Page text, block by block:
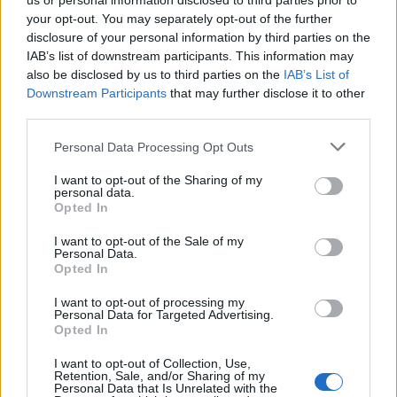
your opt-out. You may separately opt-out of the further
disclosure of your personal information by third parties on the
IAB’s list of downstream participants. This information may
also be disclosed by us to third parties on the IAB’s List of
Downstream Participants that may further disclose it to other
Personal Data Processing Opt Outs
I want to opt-out of the Sharing of my
personal data.
Opted In
I want to opt-out of the Sale of my
Personal Data.
Opted In
I want to opt-out of processing my
Personal Data for Targeted Advertising.
Opted In
I want to opt-out of Collection, Use,
Retention, Sale, and/or Sharing of my
Personal Data that Is Unrelated with the
HOZZÁSZÓLOK A CIKKHEZ